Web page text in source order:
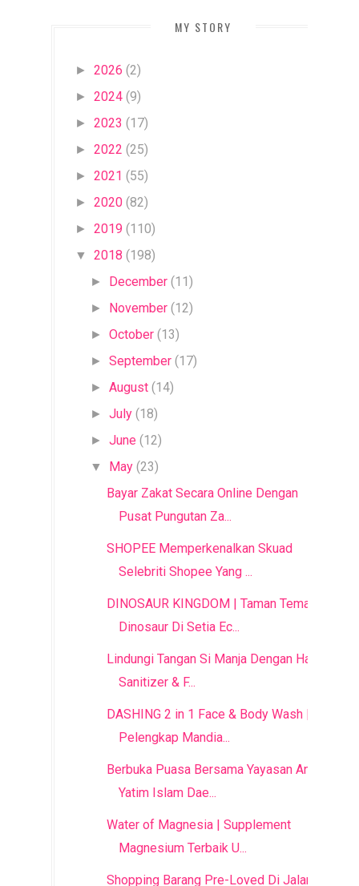
MY STORY
► 2026 (2)
► 2024 (9)
► 2023 (17)
► 2022 (25)
► 2021 (55)
► 2020 (82)
► 2019 (110)
▼ 2018 (198)
► December (11)
► November (12)
►October (13)
►September (17)
►August (14)
►July (18)
►June (12)
▼ May (23)
Bayar Zakat Secara Online Dengan
Pusat Pungutan Za...
SHOPEE Memperkenalkan Skuad
Selebriti Shopee Yang ...
DINOSAUR KINGDOM | Taman Tema
Dinosaur Di Setia Ec...
Lindungi Tangan Si Manja Dengan Hand
Sanitizer & F...
DASHING 2 in 1 Face & Body Wash |
Pelengkap Mandia...
Berbuka Puasa Bersama Yayasan Anak
Yatim Islam Dae...
Water of Magnesia | Supplement
Magnesium Terbaik U...
Shopping Barang Pre-Loved Di Jalan